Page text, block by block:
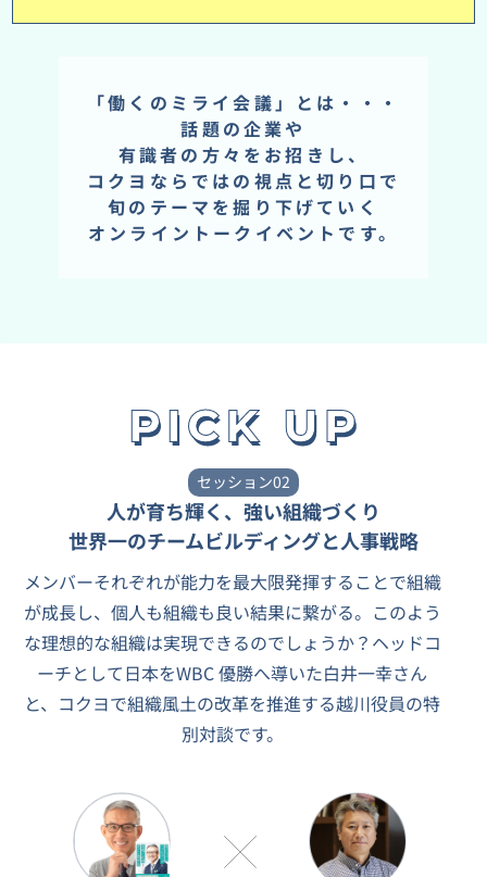
「働くのミライ会議」とは・・・
話題の企業や
有識者の方々をお招きし、
コクヨならではの視点と切り口で
旬のテーマを掘り下げていく
オンライントークイベントです。
セッション02
人が育ち輝く、強い組織づくり
世界一のチームビルディングと人事戦略
メンバーそれぞれが能力を最大限発揮することで組織
が成長し、個人も組織も良い結果に繋がる。このよう
な理想的な組織は実現できるのでしょうか？ヘッドコ
ーチとして日本をWBC 優勝へ導いた白井一幸さん
と、コクヨで組織風土の改革を推進する越川役員の特
別対談です。